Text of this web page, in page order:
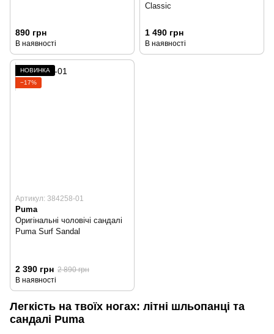
890 грн
В наявності
Classic
1 490 грн
В наявності
НОВИНКА
−17%
Артикул: 384258-01
Puma
Оригінальні чоловічі сандалі
Puma Surf Sandal
2 390 грн 2 890 грн
В наявності
Легкість на твоїх ногах: літні шльопанці та
сандалі Puma